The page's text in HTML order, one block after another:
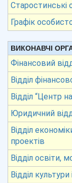
Старостинські
Графік
ВИКОНАВЧІ
Фінансовий
Відділ
Відділ “Центр
Юридичний
Відділ
проектів
Відділ освіти,
Відділ